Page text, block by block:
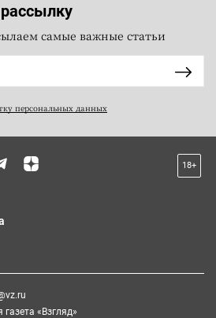
самые важные статьи
персональных данных
18+
«Взгляд»